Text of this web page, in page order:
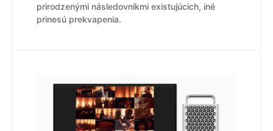
prirodzenými následovníkmi existujúcich, iné
prinesú prekvapenia.